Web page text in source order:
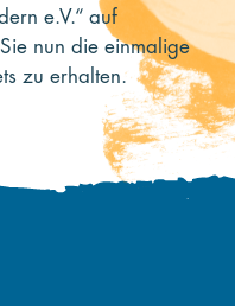
e.V.“ auf
nun die einmalige
zu erhalten.